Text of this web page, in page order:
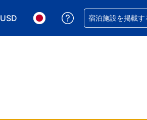
USD
表示通貨を選択. 現在選択中の表示通貨
言語を選択. 現在選択中の言語
予約に関するサポ
宿泊施設を掲載す